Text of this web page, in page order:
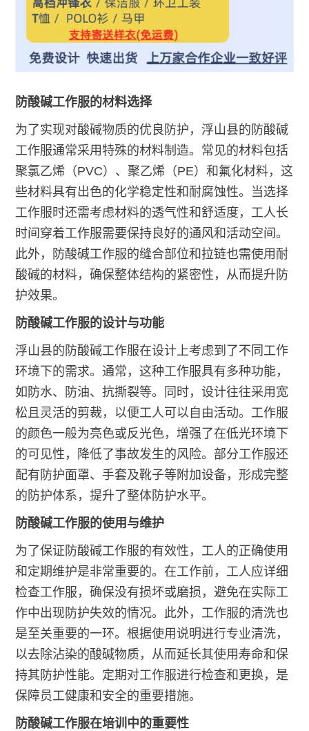
防酸碱工作服的材料选择
为了实现对酸碱物质的优良防护，浮山县的防酸碱
工作服通常采用特殊的材料制造。常见的材料包括
聚氯乙烯（PVC）、聚乙烯（PE）和氟化材料，这
些材料具有出色的化学稳定性和耐腐蚀性。当选择
工作服时还需考虑材料的透气性和舒适度，工人长
时间穿着工作服需要保持良好的通风和活动空间。
此外，防酸碱工作服的缝合部位和拉链也需使用耐
酸碱的材料，确保整体结构的紧密性，从而提升防
护效果。
防酸碱工作服的设计与功能
浮山县的防酸碱工作服在设计上考虑到了不同工作
环境下的需求。通常，这种工作服具有多种功能，
如防水、防油、抗撕裂等。同时，设计往往采用宽
松且灵活的剪裁，以便工人可以自由活动。工作服
的颜色一般为亮色或反光色，增强了在低光环境下
的可见性，降低了事故发生的风险。部分工作服还
配有防护面罩、手套及靴子等附加设备，形成完整
的防护体系，提升了整体防护水平。
防酸碱工作服的使用与维护
为了保证防酸碱工作服的有效性，工人的正确使用
和定期维护是非常重要的。在工作前，工人应详细
检查工作服，确保没有损坏或磨损，避免在实际工
作中出现防护失效的情况。此外，工作服的清洗也
是至关重要的一环。根据使用说明进行专业清洗，
以去除沾染的酸碱物质，从而延长其使用寿命和保
持其防护性能。定期对工作服进行检查和更换，是
保障员工健康和安全的重要措施。
防酸碱工作服在培训中的重要性